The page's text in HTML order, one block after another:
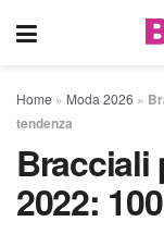
Home » Moda 2026 »
tendenza
Bracciali
2022: